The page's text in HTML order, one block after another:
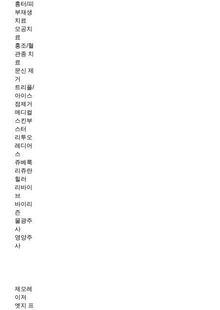
흉터/피
부재생
치료
모공치
료
홍조/혈
관종 치
료
문신 제
거
트리플/
아이스
점제거
메디컬
스킨부
스터
리투오
레디어
스
쥬베룩
리쥬란
힐러
리바이
브
바이리
즌
물광주
사
영양주
사
제모레
이저
엣지 프